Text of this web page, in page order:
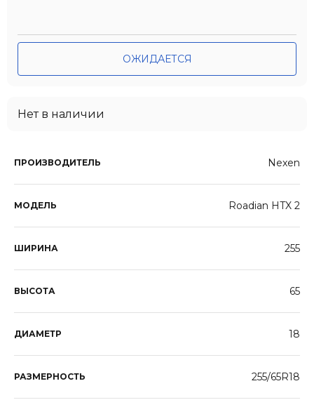
ПРОИЗВОДИТЕЛЬ Nexen
МОДЕЛЬ Roadian HTX 2
ШИРИНА 255
ВЫСОТА 65
ДИАМЕТР 18
РАЗМЕРНОСТЬ 255/65R18
ОЖИДАЕТСЯ
Нет в наличии